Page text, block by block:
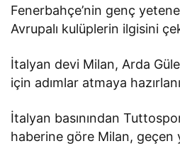
Fenerbahçe’nin genç
Avrupalı kulüplerin ilgisini
İtalyan devi Milan, Arda
için adımlar atmaya
İtalyan basınından
haberine göre Milan, geçen